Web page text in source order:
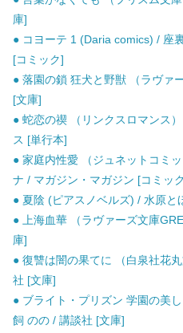
庫]
● コヨーテ 1 (Daria comics) / 座
[コミック]
● 落園の鎖 狂犬と野獣 （ラヴァ
[文庫]
● 蛇恋の禊 （リンクスロマンス
ス [単行本]
● 家庭内性愛 （ジュネットコミ
ナ / マガジン・マガジン [コミッ
● 夏陰 (ピアスノベルズ) / 水原と
● 上海血華 （ラヴァーズ文庫
庫]
● 復讐は闇の果てに （白泉社花
社 [文庫]
● ブライト・プリズン 学園の美
飼 のの / 講談社 [文庫]